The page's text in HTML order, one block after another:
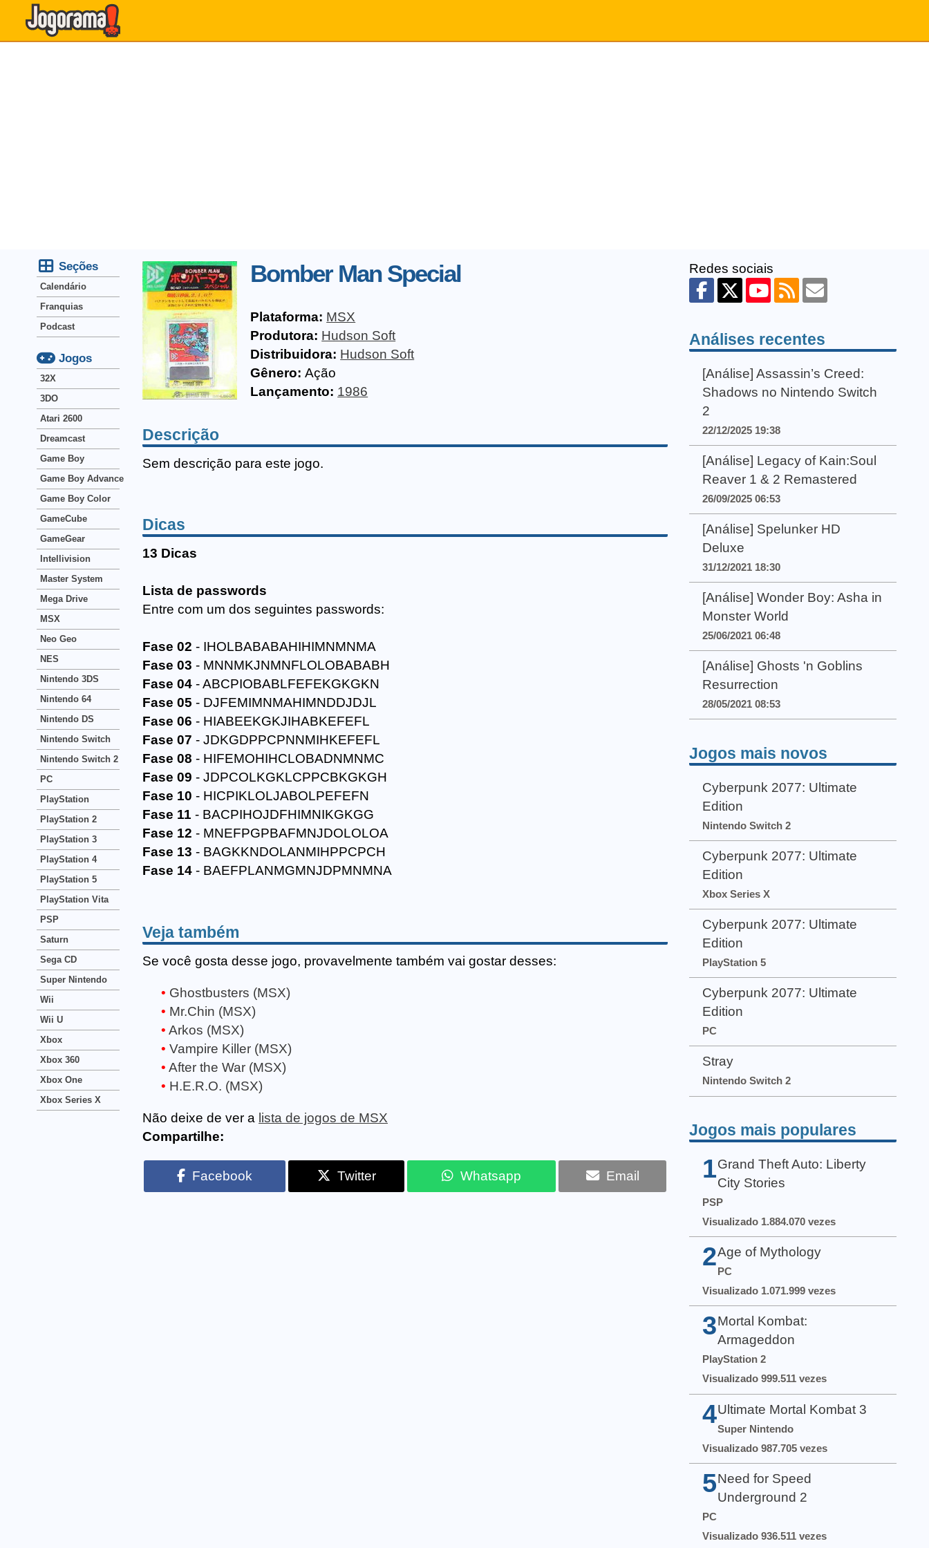
Bomber Man Special
Plataforma: MSX
Produtora: Hudson Soft
Distribuidora: Hudson Soft
Gênero: Ação
Lançamento: 1986
Descrição
Sem descrição para este jogo.
Dicas
13 Dicas
Lista de passwords
Entre com um dos seguintes passwords:
Fase 02 - IHOLBABABAHIHIMNMNMA
Fase 03 - MNNMKJNMNFLOLOBABABH
Fase 04 - ABCPIOBABLFEFEKGKGKN
Fase 05 - DJFEMIMNMAHIMNDDJDJL
Fase 06 - HIABEEKGKJIHABKEFEFL
Fase 07 - JDKGDPPCPNNMIHKEFEFL
Fase 08 - HIFEMOHIHCLOBADNMNMC
Fase 09 - JDPCOLKGKLCPPCBKGKGH
Fase 10 - HICPIKLOLJABOLPEFEFN
Fase 11 - BACPIHOJDFHIMNIKGKGG
Fase 12 - MNEFPGPBAFMNJDOLOLOA
Fase 13 - BAGKKNDOLANMIHPPCPCH
Fase 14 - BAEFPLANMGMNJDPMNMNA
Veja também
Se você gosta desse jogo, provavelmente também vai gostar desses:
Ghostbusters (MSX)
Mr.Chin (MSX)
Arkos (MSX)
Vampire Killer (MSX)
After the War (MSX)
H.E.R.O. (MSX)
Não deixe de ver a lista de jogos de MSX
Compartilhe:
Facebook Twitter Whatsapp Email
Seções
Calendário
Franquias
Podcast
Jogos
32X
3DO
Atari 2600
Dreamcast
Game Boy
Game Boy Advance
Game Boy Color
GameCube
GameGear
Intellivision
Master System
Mega Drive
MSX
Neo Geo
NES
Nintendo 3DS
Nintendo 64
Nintendo DS
Nintendo Switch
Nintendo Switch 2
PC
PlayStation
PlayStation 2
PlayStation 3
PlayStation 4
PlayStation 5
PlayStation Vita
PSP
Saturn
Sega CD
Super Nintendo
Wii
Wii U
Xbox
Xbox 360
Xbox One
Xbox Series X
Redes sociais
Análises recentes
[Análise] Assassin’s Creed:
Shadows no Nintendo Switch
2
22/12/2025 19:38
[Análise] Legacy of Kain:Soul
Reaver 1 & 2 Remastered
26/09/2025 06:53
[Análise] Spelunker HD
Deluxe
31/12/2021 18:30
[Análise] Wonder Boy: Asha in
Monster World
25/06/2021 06:48
[Análise] Ghosts 'n Goblins
Resurrection
28/05/2021 08:53
Jogos mais novos
Cyberpunk 2077: Ultimate
Edition
Nintendo Switch 2
Cyberpunk 2077: Ultimate
Edition
Xbox Series X
Cyberpunk 2077: Ultimate
Edition
PlayStation 5
Cyberpunk 2077: Ultimate
Edition
PC
Stray
Nintendo Switch 2
Jogos mais populares
1 Grand Theft Auto: Liberty
City Stories
PSP
Visualizado 1.884.070 vezes
2Age of Mythology
PC
Visualizado 1.071.999 vezes
3 Mortal Kombat:
Armageddon
PlayStation 2
Visualizado 999.511 vezes
4 Ultimate Mortal Kombat 3
Super Nintendo
Visualizado 987.705 vezes
5 Need for Speed
Underground 2
PC
Visualizado 936.511 vezes